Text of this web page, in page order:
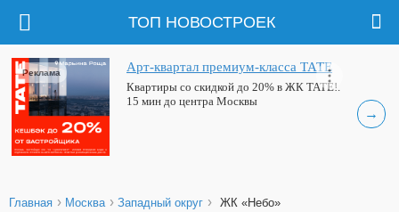
ТОП НОВОСТРОЕК
→
Арт-квартал премиум-класса ТАТЕ
Квартиры со скидкой до 20% в ЖК ТАТЕ!.
15 мин до центра Москвы
Реклама
Главная › Москва › Западный округ › ЖК «Небо»